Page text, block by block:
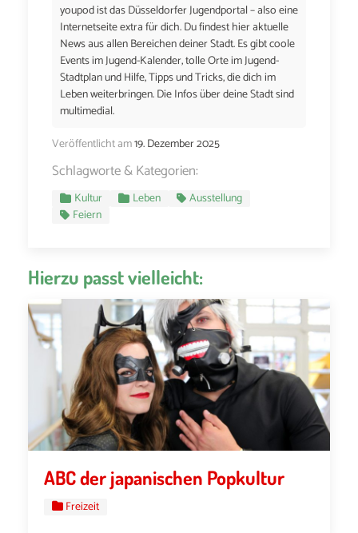
youpod ist das Düsseldorfer Jugendportal – also eine
Internetseite extra für dich. Du findest hier aktuelle
News aus allen Bereichen deiner Stadt. Es gibt coole
Events im Jugend-Kalender, tolle Orte im Jugend-
Stadtplan und Hilfe, Tipps und Tricks, die dich im
Leben weiterbringen. Die Infos über deine Stadt sind
multimedial.
Veröffentlicht am19. Dezember 2025
Schlagworte & Kategorien:
Kultur Leben
Ausstellung
Feiern
Hierzu passt vielleicht:
ABC der japanischen Popkultur
Freizeit